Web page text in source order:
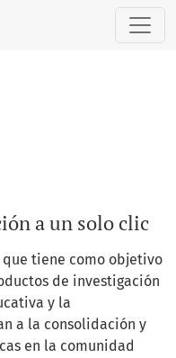
y Educación a un solo clic
a un solo clic
que tiene como objetivo
de investigación
y la
a la consolidación y
en la comunidad